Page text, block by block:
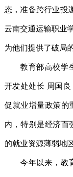
态，准备跨行业投
云南交通运输职业
为他们提供了破局
教育部高校学
开发处处长 周国
促就业增量政策的
内，特别是经济百
的就业资源薄弱地
今年以来，教